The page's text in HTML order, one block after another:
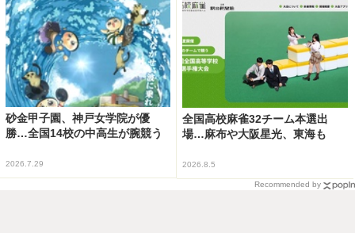
砂金甲子園、神戸女学院が優
勝…全国14校の中高生が腕競う
2026.7.29
全国高校麻雀32チーム本選出
場…麻布や大阪星光、東海も
2026.8.5
Recommended by